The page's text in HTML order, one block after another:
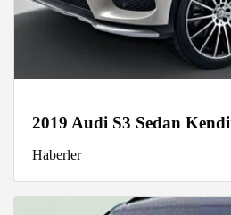
2019 Audi S3 Sedan
Haberler